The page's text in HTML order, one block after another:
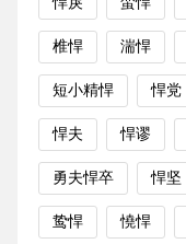
椎悍 湍悍
短小精悍 悍党
悍夫 悍谬
勇夫悍卒 悍坚
鸷悍 憢悍